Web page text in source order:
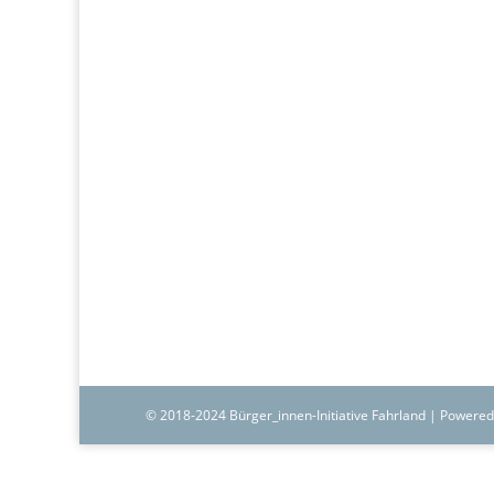
© 2018-2024 Bürger_innen-Initiative Fahrland |